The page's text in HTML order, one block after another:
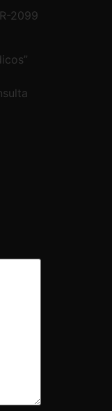
2099